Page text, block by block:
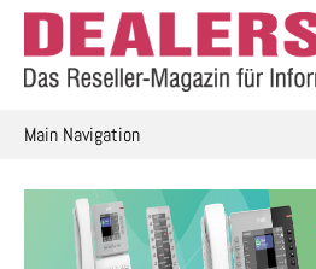
Skip
content
Main Navigation